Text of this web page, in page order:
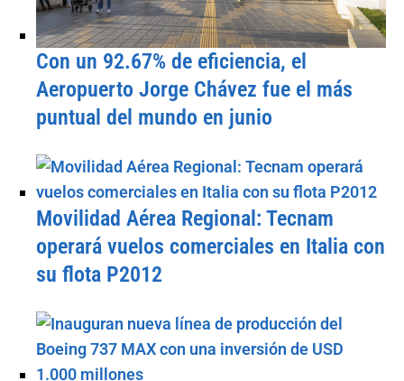
Con un 92.67% de eficiencia, el
Aeropuerto Jorge Chávez fue el más
puntual del mundo en junio
Movilidad Aérea Regional: Tecnam
operará vuelos comerciales en Italia con
su flota P2012